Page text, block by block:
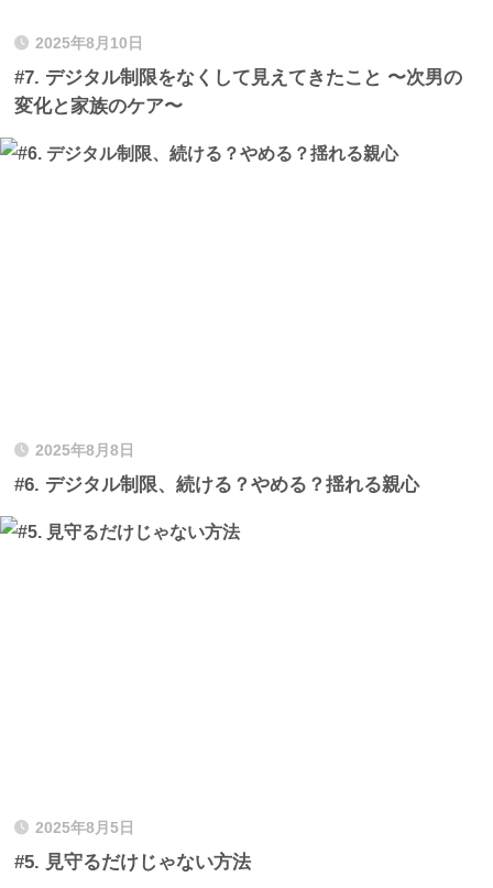
2025年8月10日
#7. デジタル制限をなくして見えてきたこと 〜次男の
変化と家族のケア〜
2025年8月8日
#6. デジタル制限、続ける？やめる？揺れる親心
2025年8月5日
#5. 見守るだけじゃない方法